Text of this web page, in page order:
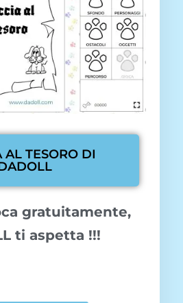
AL TESORO DI
gratuitamente,
ti aspetta !!!